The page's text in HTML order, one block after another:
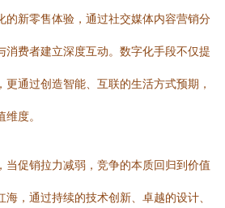
的新零售体验，通过社交媒体内容营销分
消费者建立深度互动。数字化手段不仅提
通过创造智能、互联的生活方式预期，
度。
当促销拉力减弱，竞争的本质回归到价值
，通过持续的技术创新、卓越的设计、